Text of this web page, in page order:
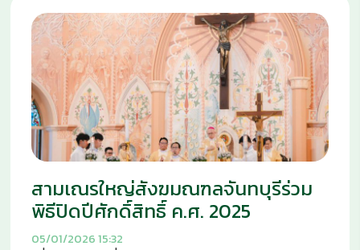
เลโอที่ 14 จะทรงปิดประตูศักดิ์สิทธิ์ของพระมหาวิหาร
นักบุญเปโตร ซึ่งเป็นประตูศักดิ์สิทธิ์บานสุดท้ายที่ยัง
เปิดอยู่ในบรรดามหาวิหารของพระสันตะปาปา ณ กรุง
โรม การปิดประตูครั้งนี้ถือเป็นการสิ้นสุดปีศักดิ์สิทธิ์ยู
บีลี 2025 อย่างเป็นทางการ ซึ่งเริ่มต้นมาตั้งแต่วันที่
24 ธันวาคม ค.ศ. 2024 พิธีปิดบานประตูศักดิ์สิทธิ์ พิธี
จะเริ่มต้นเวลา 09.30 น. โดยสมเด็จพระสันตะปาปาจะ
ทรงสวดภาวนาขอบพระคุณสำหรับพระพรแห่งปีศักดิ์
สิทธิ์ยูบีลี บทภาวนาที่กำหนดไว้ในพิธีระบุว่า “ประตู
ศักดิ์สิทธิ์นี้ปิดอยู่ แต่ประตูแห่งพระเมตตาของ
สามเณรใหญ่สังฆมณฑลจันทบุรีร่วม
พิธีปิดปีศักดิ์สิทธิ์ ค.ศ. 2025
05/01/202615:32